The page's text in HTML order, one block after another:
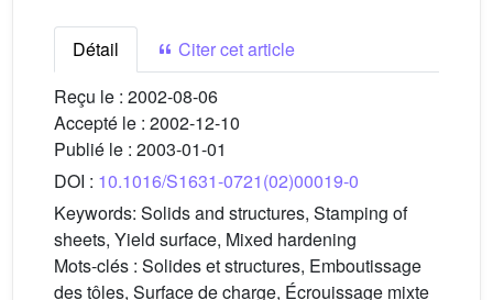
Détail
Citer cet article
Reçu le : 2002-08-06
Accepté le : 2002-12-10
Publié le : 2003-01-01
DOI : 10.1016/S1631-0721(02)00019-0
Keywords: Solids and structures, Stamping of
sheets, Yield surface, Mixed hardening
Mots-clés : Solides et structures, Emboutissage
des tôles, Surface de charge, Écrouissage mixte